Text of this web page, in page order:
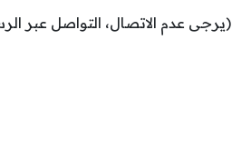
(يرجى عدم الاتصال، التواصل عبر